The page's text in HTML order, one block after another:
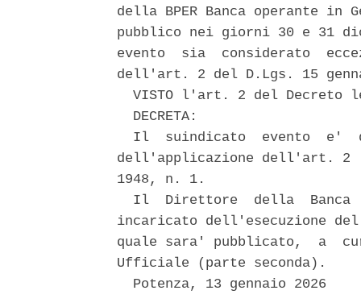
della BPER Banca operante
pubblico nei giorni 30 e 31
evento  sia  considerato
dell'art. 2 del D.Lgs. 15
VISTO l'art. 2 del Decreto
  DECRETA:
Il  suindicato  evento  e'
dell'applicazione dell'art. 2
1948, n. 1.
Il  Direttore  della  Banca
incaricato dell'esecuzione
quale sara' pubblicato,  a
Ufficiale (parte seconda).
  Potenza, 13 gennaio 2026